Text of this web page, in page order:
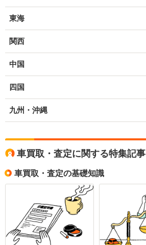
東海
関西
中国
四国
九州・沖縄
車買取・査定に関する特集記事
車買取・査定の基礎知識